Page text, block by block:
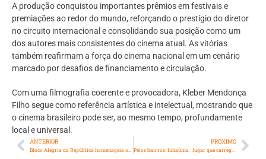
A produção conquistou importantes prêmios em festivais e
premiações ao redor do mundo, reforçando o prestígio do diretor
no circuito internacional e consolidando sua posição como um
dos autores mais consistentes do cinema atual. As vitórias
também reafirmam a força do cinema nacional em um cenário
marcado por desafios de financiamento e circulação.
Com uma filmografia coerente e provocadora, Kleber Mendonça
Filho segue como referência artística e intelectual, mostrando que
o cinema brasileiro pode ser, ao mesmo tempo, profundamente
local e universal.
ANTERIOR PRÓXIMO
Pelos bairros: Inhaúma, lugar que carrega memórias e reinventa o presente